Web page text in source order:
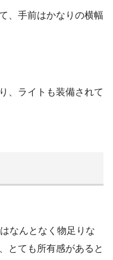
、手前はかなりの横幅
、ライトも装備されて
なんとなく物足りな
とても所有感があると